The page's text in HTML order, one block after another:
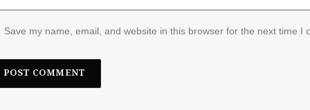
Save my name, email, and website in this browser for the next time I